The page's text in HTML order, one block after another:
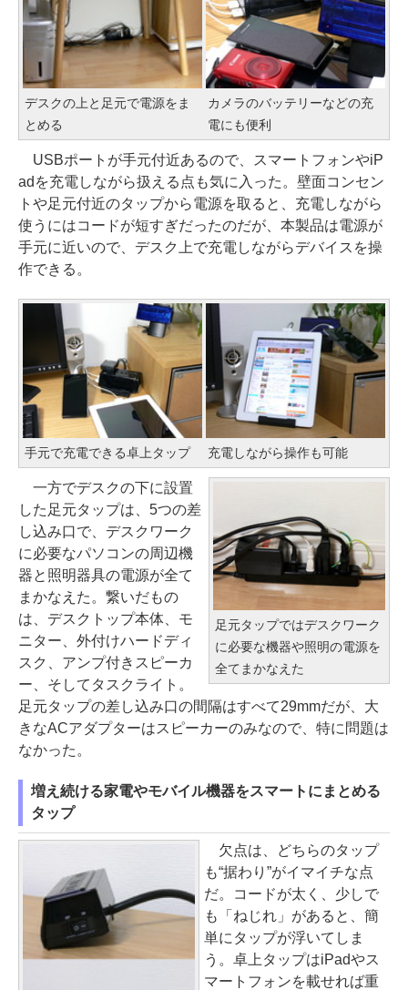
デスクの上と足元で電源をま
とめる
カメラのバッテリーなどの充
電にも便利
USBポートが手元付近あるので、スマートフォンやiP
adを充電しながら扱える点も気に入った。壁面コンセン
トや足元付近のタップから電源を取ると、充電しながら
使うにはコードが短すぎだったのだが、本製品は電源が
手元に近いので、デスク上で充電しながらデバイスを操
作できる。
手元で充電できる卓上タップ 充電しながら操作も可能
足元タップではデスクワーク
に必要な機器や照明の電源を
全てまかなえた
一方でデスクの下に設置
した足元タップは、5つの差
し込み口で、デスクワーク
に必要なパソコンの周辺機
器と照明器具の電源が全て
まかなえた。繋いだもの
は、デスクトップ本体、モ
ニター、外付けハードディ
スク、アンプ付きスピーカ
ー、そしてタスクライト。
足元タップの差し込み口の間隔はすべて29mmだが、大
きなACアダプターはスピーカーのみなので、特に問題は
なかった。
増え続ける家電やモバイル機器をスマートにまとめる
タップ
欠点は、どちらのタップ
も“据わり”がイマイチな点
だ。コードが太く、少しで
も「ねじれ」があると、簡
単にタップが浮いてしま
う。卓上タップはiPadやス
マートフォンを載せれば重